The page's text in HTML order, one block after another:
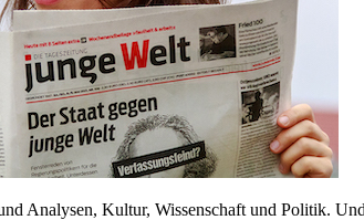
Analysen, Kultur, Wissenschaft und Politik.